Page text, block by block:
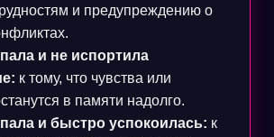
и предупреждению о
и не испортила
к тому, что чувства или
в памяти надолго.
и быстро успокоилась: к